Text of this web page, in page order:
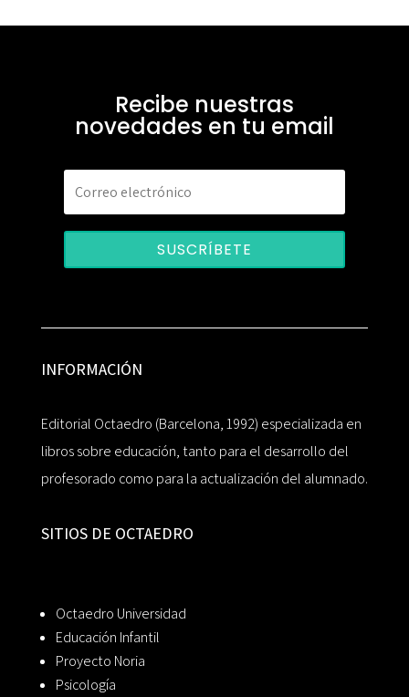
Recibe nuestras
novedades en tu email
SUSCRÍBETE
INFORMACIÓN
Editorial Octaedro (Barcelona, 1992) especializada en
libros sobre educación, tanto para el desarrollo del
profesorado como para la actualización del alumnado.
SITIOS DE OCTAEDRO
Octaedro Universidad
Educación Infantil
Proyecto Noria
Psicología